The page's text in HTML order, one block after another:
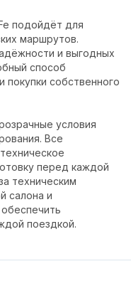
подойдёт для
маршрутов.
и выгодных
способ
собственного
условия
Все
перед каждой
техническим
салона и
поездкой.